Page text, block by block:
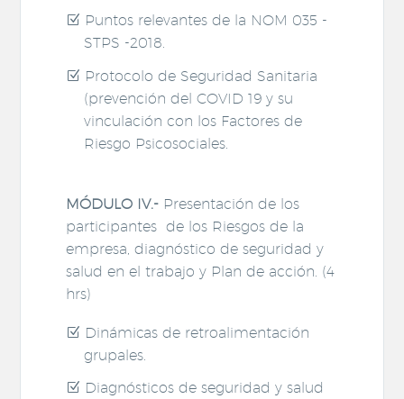
Puntos relevantes de la NOM 035 -
STPS -2018.
Protocolo de Seguridad Sanitaria
(prevención del COVID 19 y su
vinculación con los Factores de
Riesgo Psicosociales.
MÓDULO IV.- Presentación de los
participantes de los Riesgos de la
empresa, diagnóstico de seguridad y
salud en el trabajo y Plan de acción. (4
hrs)
Dinámicas de retroalimentación
grupales.
Diagnósticos de seguridad y salud